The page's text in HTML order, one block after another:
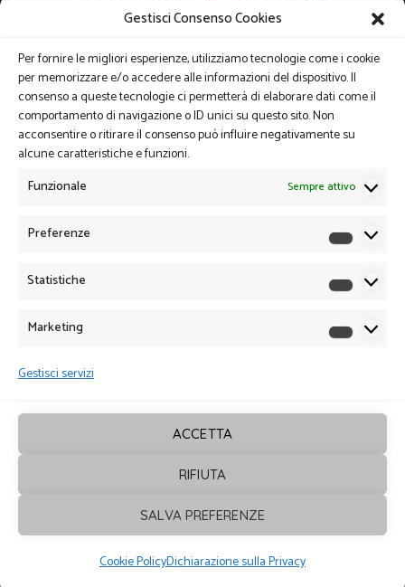
Gestisci Consenso Cookies
Per fornire le migliori esperienze, utilizziamo tecnologie come i cookie
per memorizzare e/o accedere alle informazioni del dispositivo. Il
consenso a queste tecnologie ci permetterà di elaborare dati come il
comportamento di navigazione o ID unici su questo sito. Non
acconsentire o ritirare il consenso può influire negativamente su
alcune caratteristiche e funzioni.
Funzionale
Sempre attivo
Preferenze
Statistiche
Marketing
Gestisci servizi
ACCETTA
RIFIUTA
SALVA PREFERENZE
Cookie PolicyDichiarazione sulla Privacy
Sagrafica© 2026. Tutti i diritti sono
riservati - Powered byENKEY